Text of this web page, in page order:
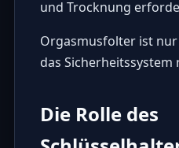
und Trocknung
Orgasmusfolter ist nur
das Sicherheitssystem
Die Rolle des